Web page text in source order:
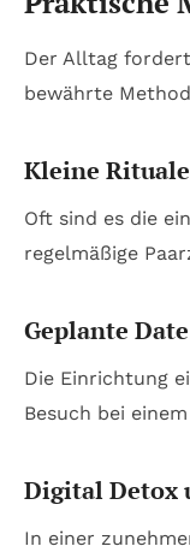
Der Alltag
bewährte
Kleine
Oft sind es die
regelmäßige
Geplante
Die Einrichtung
Besuch bei
Digital Detox
In einer